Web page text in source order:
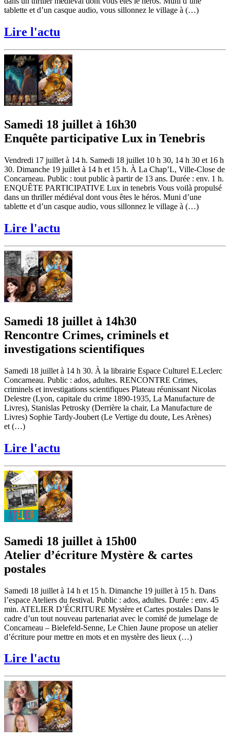
tablette et d’un casque audio, vous sillonnez le village à (…)
Lire l'actu
Samedi 18 juillet à 16h30
Enquête participative Lux in Tenebris
Vendredi 17 juillet à 14 h. Samedi 18 juillet 10 h 30, 14 h 30 et 16 h
30. Dimanche 19 juillet à 14 h et 15 h. À La Chap’L, Ville-Close de
Concarneau. Public : tout public à partir de 13 ans. Durée : env. 1 h.
ENQUÊTE PARTICIPATIVE Lux in tenebris Vous voilà propulsé
dans un thriller médiéval dont vous êtes le héros. Muni d’une
tablette et d’un casque audio, vous sillonnez le village à (…)
Lire l'actu
Samedi 18 juillet à 14h30
Rencontre Crimes, criminels et
investigations scientifiques
Samedi 18 juillet à 14 h 30. À la librairie Espace Culturel E.Leclerc
Concarneau. Public : ados, adultes. RENCONTRE Crimes,
criminels et investigations scientifiques Plateau réunissant Nicolas
Delestre (Lyon, capitale du crime 1890-1935, La Manufacture de
Livres), Stanislas Petrosky (Derrière la chair, La Manufacture de
Livres) Sophie Tardy-Joubert (Le Vertige du doute, Les Arènes)
et (…)
Lire l'actu
Samedi 18 juillet à 15h00
Atelier d’écriture Mystère & cartes
postales
Samedi 18 juillet à 14 h et 15 h. Dimanche 19 juillet à 15 h. Dans
l’espace Ateliers du festival. Public : ados, adultes. Durée : env. 45
min. ATELIER D’ÉCRITURE Mystère et Cartes postales Dans le
cadre d’un tout nouveau partenariat avec le comité de jumelage de
Concarneau – Bielefeld-Senne, Le Chien Jaune propose un atelier
d’écriture pour mettre en mots et en mystère des lieux (…)
Lire l'actu